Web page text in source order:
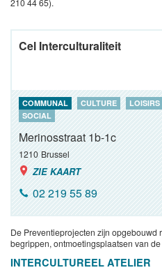
210 44 65).
Cel Interculturaliteit
COMMUNAL CULTURE LOISIRS
SOCIAL
Merinosstraat 1b-1c
1210 Brussel
ZIE KAART
02 219 55 89
De Preventieprojecten zijn opgebouwd
begrippen, ontmoetingsplaatsen van
INTERCULTUREEL ATELIER